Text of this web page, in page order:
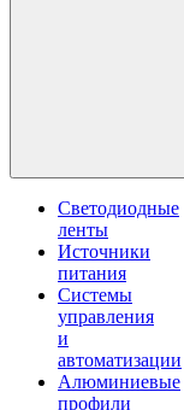
Светодиодные
ленты
Источники
питания
Системы
управления
и
автоматизации
Алюминиевые
профили